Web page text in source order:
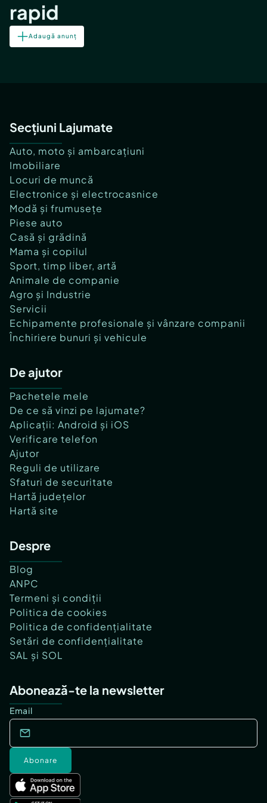
rapid
Adaugă anunț
Secțiuni Lajumate
Auto, moto și ambarcațiuni
Imobiliare
Locuri de muncă
Electronice și electrocasnice
Modă și frumusețe
Piese auto
Casă și grădină
Mama și copilul
Sport, timp liber, artă
Animale de companie
Agro și Industrie
Servicii
Echipamente profesionale și vânzare companii
Închiriere bunuri și vehicule
De ajutor
Pachetele mele
De ce să vinzi pe lajumate?
Aplicații: Android și iOS
Verificare telefon
Ajutor
Reguli de utilizare
Sfaturi de securitate
Hartă județelor
Hartă site
Despre
Blog
ANPC
Termeni și condiții
Politica de cookies
Politica de confidențialitate
Setări de confidențialitate
SAL și SOL
Abonează-te la newsletter
Email
Abonare